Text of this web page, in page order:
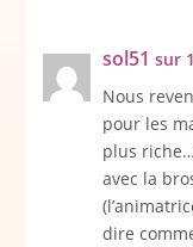
sol51 sur
Nous
pour les
plus
avec la
dire